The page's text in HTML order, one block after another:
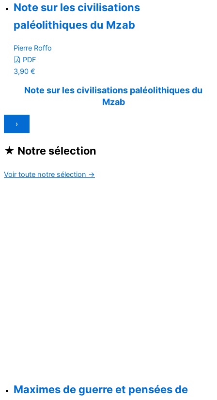
Note sur les civilisations
paléolithiques du Mzab
Pierre Roffo
PDF
3,90 €
Note sur les civilisations paléolithiques du
Mzab
›
★ Notre sélection
Voir toute notre sélection →
Maximes de guerre et pensées de